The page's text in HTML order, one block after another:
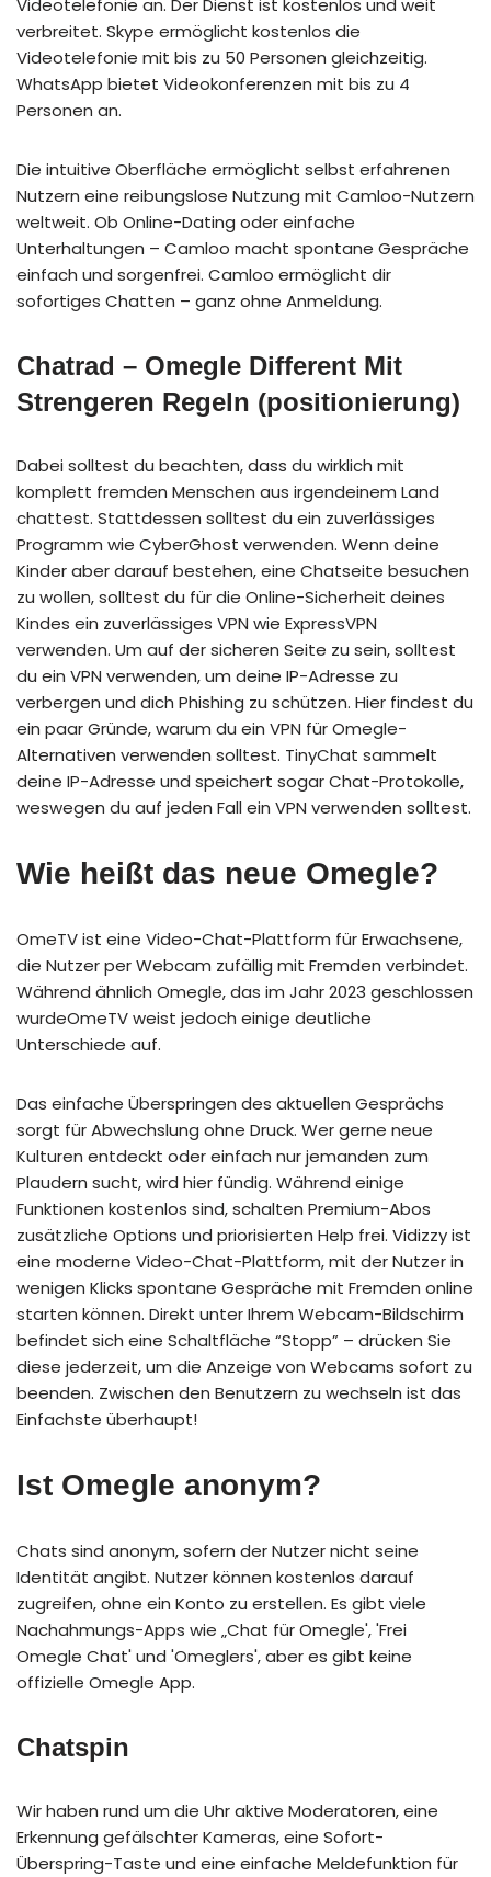
Videotelefonie an. Der Dienst ist kostenlos und weit
verbreitet. Skype ermöglicht kostenlos die
Videotelefonie mit bis zu 50 Personen gleichzeitig.
WhatsApp bietet Videokonferenzen mit bis zu 4
Personen an.
Die intuitive Oberfläche ermöglicht selbst erfahrenen
Nutzern eine reibungslose Nutzung mit Camloo-Nutzern
weltweit. Ob Online-Dating oder einfache
Unterhaltungen – Camloo macht spontane Gespräche
einfach und sorgenfrei. Camloo ermöglicht dir
sofortiges Chatten – ganz ohne Anmeldung.
Chatrad – Omegle Different Mit
Strengeren Regeln (positionierung)
Dabei solltest du beachten, dass du wirklich mit
komplett fremden Menschen aus irgendeinem Land
chattest. Stattdessen solltest du ein zuverlässiges
Programm wie CyberGhost verwenden. Wenn deine
Kinder aber darauf bestehen, eine Chatseite besuchen
zu wollen, solltest du für die Online-Sicherheit deines
Kindes ein zuverlässiges VPN wie ExpressVPN
verwenden. Um auf der sicheren Seite zu sein, solltest
du ein VPN verwenden, um deine IP-Adresse zu
verbergen und dich Phishing zu schützen. Hier findest du
ein paar Gründe, warum du ein VPN für Omegle-
Alternativen verwenden solltest. TinyChat sammelt
deine IP-Adresse und speichert sogar Chat-Protokolle,
weswegen du auf jeden Fall ein VPN verwenden solltest.
Wie heißt das neue Omegle?
OmeTV ist eine Video-Chat-Plattform für Erwachsene,
die Nutzer per Webcam zufällig mit Fremden verbindet.
Während ähnlich Omegle, das im Jahr 2023 geschlossen
wurdeOmeTV weist jedoch einige deutliche
Unterschiede auf.
Das einfache Überspringen des aktuellen Gesprächs
sorgt für Abwechslung ohne Druck. Wer gerne neue
Kulturen entdeckt oder einfach nur jemanden zum
Plaudern sucht, wird hier fündig. Während einige
Funktionen kostenlos sind, schalten Premium-Abos
zusätzliche Options und priorisierten Help frei. Vidizzy ist
eine moderne Video-Chat-Plattform, mit der Nutzer in
wenigen Klicks spontane Gespräche mit Fremden online
starten können. Direkt unter Ihrem Webcam-Bildschirm
befindet sich eine Schaltfläche “Stopp” – drücken Sie
diese jederzeit, um die Anzeige von Webcams sofort zu
beenden. Zwischen den Benutzern zu wechseln ist das
Einfachste überhaupt!
Ist Omegle anonym?
Chats sind anonym, sofern der Nutzer nicht seine
Identität angibt. Nutzer können kostenlos darauf
zugreifen, ohne ein Konto zu erstellen. Es gibt viele
Nachahmungs-Apps wie „Chat für Omegle', 'Frei
Omegle Chat' und 'Omeglers', aber es gibt keine
offizielle Omegle App.
Chatspin
Wir haben rund um die Uhr aktive Moderatoren, eine
Erkennung gefälschter Kameras, eine Sofort-
Überspring-Taste und eine einfache Meldefunktion für